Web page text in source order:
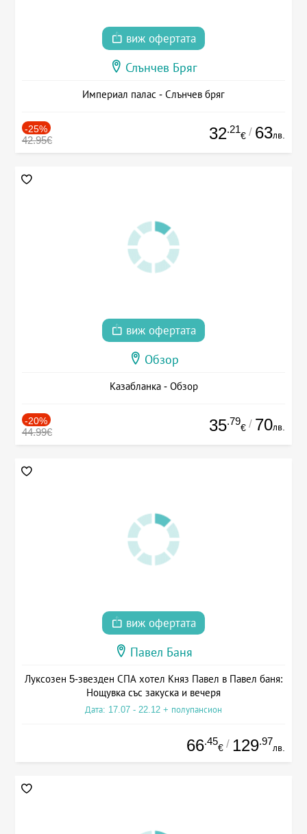
виж офертата
Слънчев Бряг
Империал палас - Слънчев бряг
-25%
42.95€ 32.21
€ / 63лв.
виж офертата
Обзор
Казабланка - Обзор
-20%
44.99€ 35.79
€ / 70лв.
виж офертата
Павел Баня
Луксозен 5-звезден СПА хотел Княз Павел в Павел баня:
Нощувка със закуска и вечеря
Дата: 17.07 - 22.12 + полупансион
66.45
€ / 129.97
лв.